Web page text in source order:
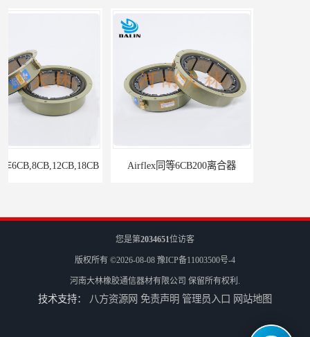
Airflex同等6CB200离合器
您是第2034651位访客
版权所有 ©2026-08-08 豫ICP备11003500号-4
河南大林橡胶通信器材有限公司 保留所有权利.
技术支持： 八方资源网 免责声明 管理员入口 网站地图